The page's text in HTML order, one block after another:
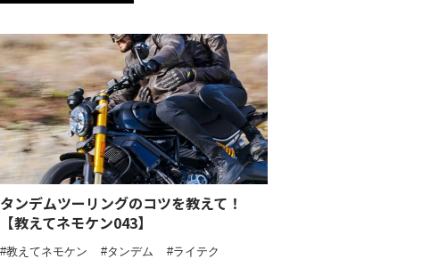
タンデムツーリングのコツを教えて！
【教えてネモケン043】
教えてネモケン タンデム ライテク